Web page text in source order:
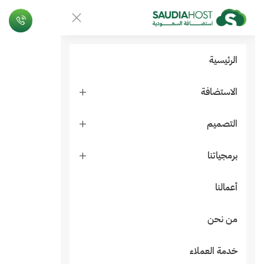
الرئيسية
الاستضافة
التصميم
برمجياتنا
أعمالنا
من نحن
خدمة العملاء